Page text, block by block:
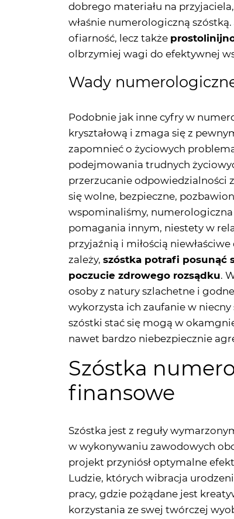
dobrego materiału na
właśnie numerologiczną
ofiarność, lecz także
olbrzymiej wagi do efektywnej
Wady
Podobnie jak inne cyfry w
kryształową i zmaga się z
zapomnieć o życiowych
podejmowania trudnych
przerzucanie odpowiedzialności
się wolne, bezpieczne,
wspominaliśmy, numerologiczna
pomagania innym, niestety w
przyjaźnią i miłością
zależy, szóstka potrafi posunąć
poczucie zdrowego rozsądku.
osoby z natury szlachetne i
wykorzysta ich zaufanie w
szóstki stać się mogą w
nawet bardzo niebezpiecznie
Szóstka
finansowe
Szóstka jest z reguły
w wykonywaniu zawodowych
projekt przyniósł optymalne
Ludzie, których wibracja
pracy, gdzie pożądane jest
korzystania ze swej twórczej